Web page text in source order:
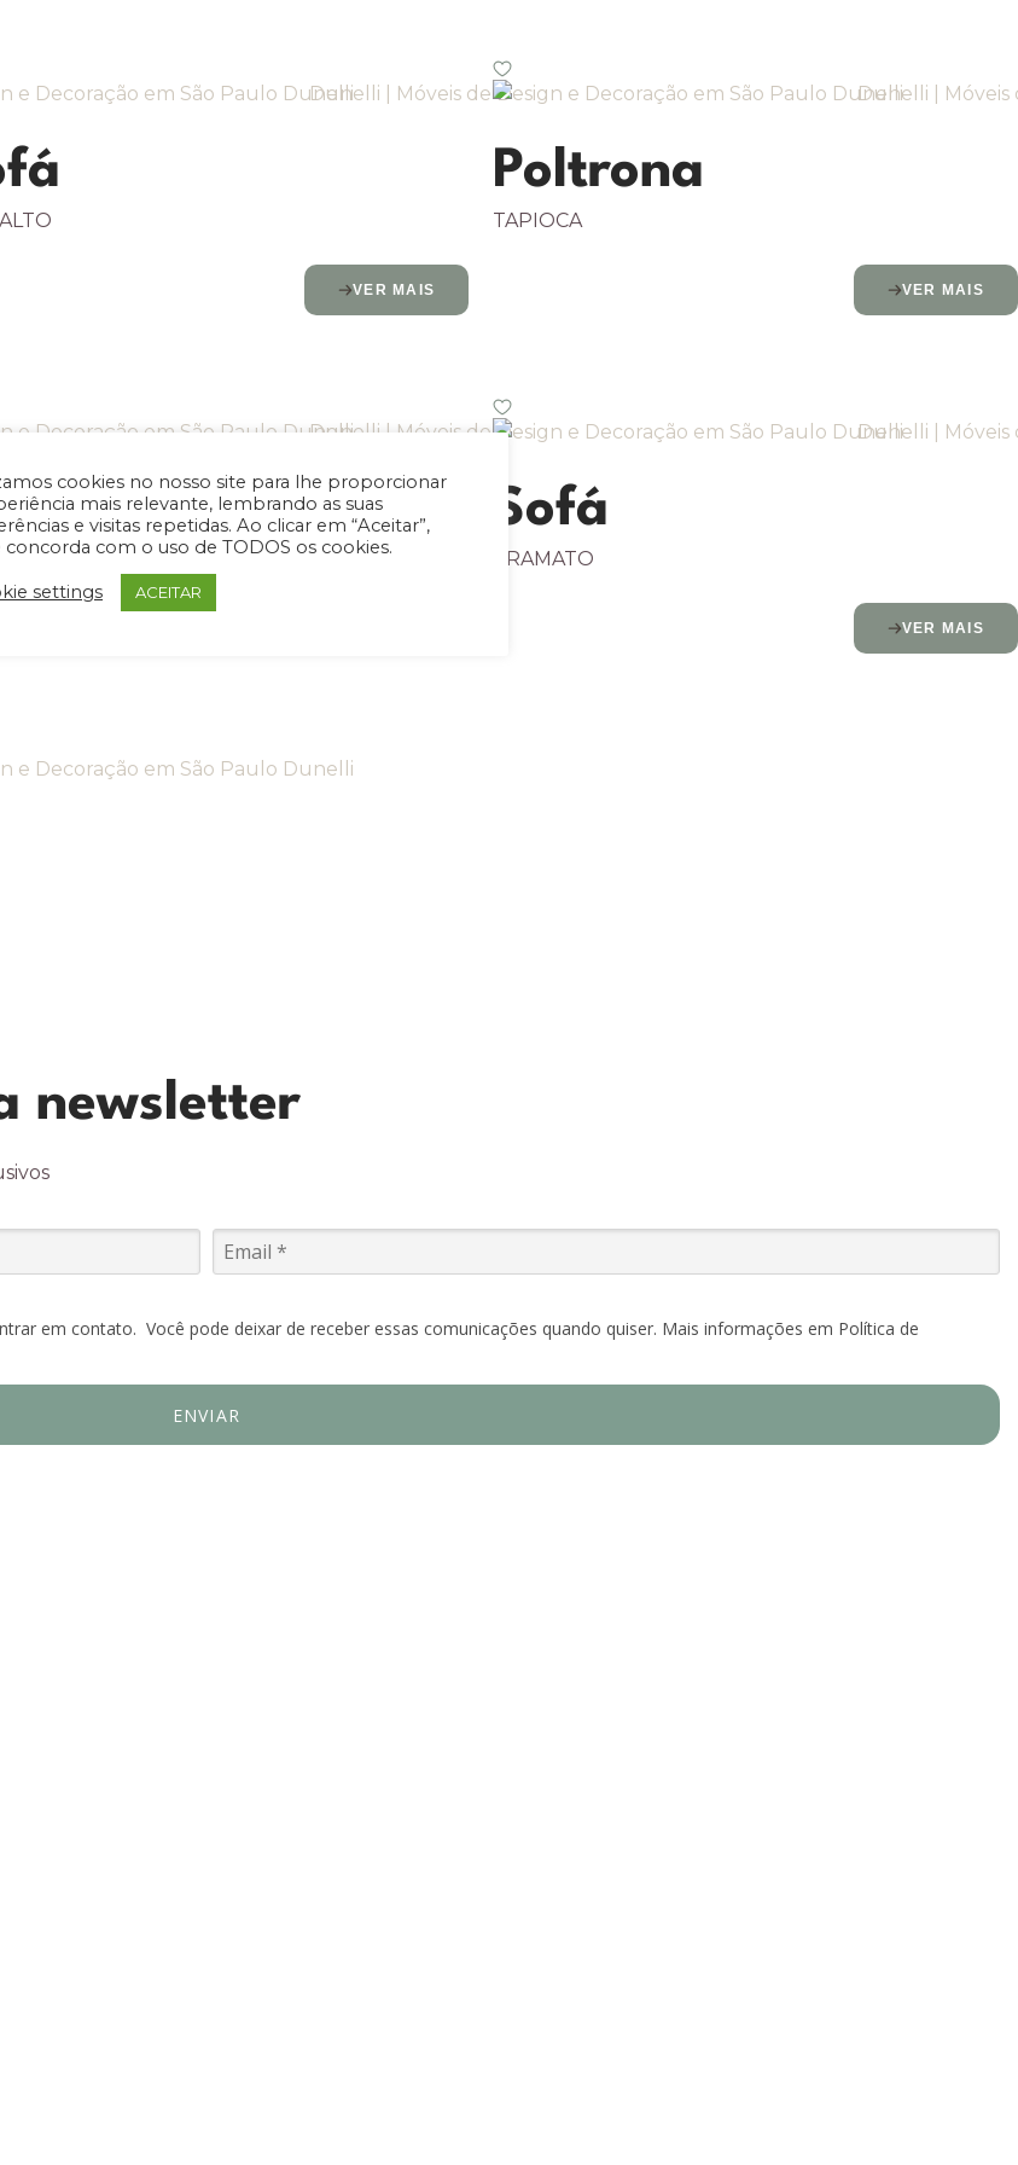
VER MAIS
Poltrona
TAPIOCA
VER MAIS
Sofá
TRAMATO
VER MAIS
newsletter
em contato. Você pode deixar de receber essas comunicações quando quiser. Mais informações em Política de
ENVIAR
cookies no nosso site para lhe proporcionar
mais relevante, lembrando as suas
e visitas repetidas. Ao clicar em “Aceitar”,
concorda com o uso de TODOS os cookies.
settings ACEITAR